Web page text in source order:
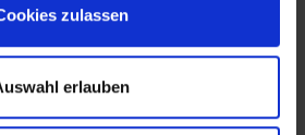
zulassen
erlauben